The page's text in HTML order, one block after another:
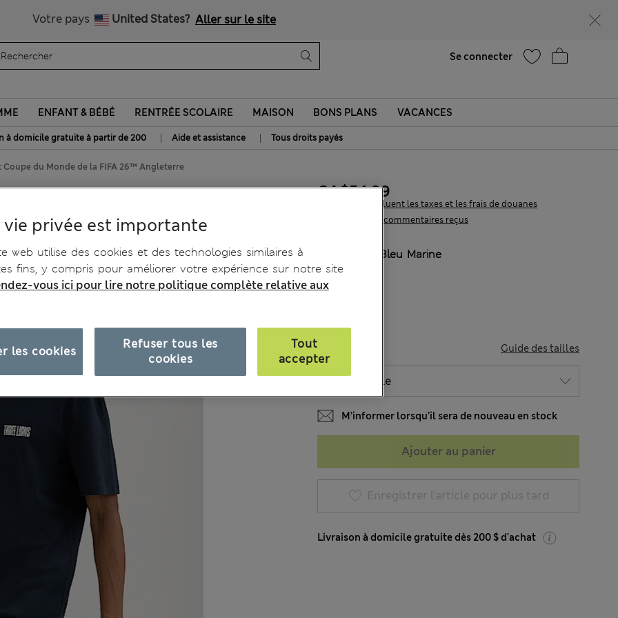
Votre pays United States? Aller sur le site
Se connecter
ENFANT & BÉBÉ RENTRÉE SCOLAIRE MAISON BONS PLANS VACANCES
à domicile gratuite à partir de 200 | Aide et assistance | Tous droits payés
Coupe du Monde de la FIFA 26™ Angleterre
FIFA 26™ Angleterre 9 les commentaires reçus
CA$54,99
Tous les prix incluent les taxes et les frais de douanes
Bleu Marine
Épuisé
Guide des tailles
M’informer lorsqu’il sera de nouveau en stock
Ajouter au panier
Enregistrer l’article pour plus tard
Livraison à domicile gratuite dès 200 $ d'achat
vie privée est importante
web utilise des cookies et des technologies similaires à
fins, y compris pour améliorer votre expérience sur notre site
vous ici pour lire notre politique complète relative aux
Refuser tous les
cookies
Tout
accepter
les cookies